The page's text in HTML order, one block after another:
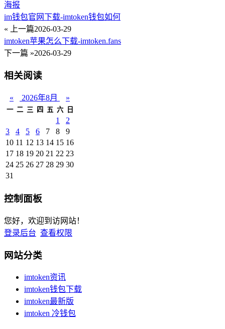
海报
im钱包官网下载-imtoken钱包如何
« 上一篇2026-03-29
imtoken苹果怎么下载-imtoken.fans
下一篇 »2026-03-29
相关阅读
« 2026年8月 »
一 二 三 四 五 六 日
1
2
3
4 5 6 7 8
9
10 11 12 13 14 15 16
17 18 19 20 21 22 23
24 25 26 27 28 29 30
31
控制面板
您好，欢迎到访网站！
登录后台 查看权限
网站分类
imtoken资讯
imtoken钱包下载
imtoken最新版
imtoken 冷钱包